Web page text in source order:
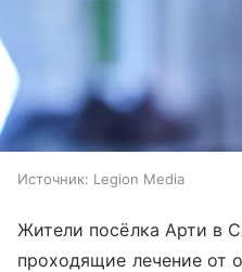
Источник: Legion Media
Жители посёлка Арти в
проходящие лечение от